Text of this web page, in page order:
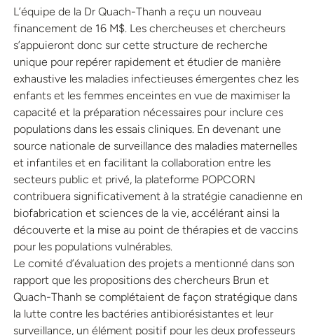
L’équipe de la Dr Quach-Thanh a reçu un nouveau
financement de 16 M$. Les chercheuses et chercheurs
s’appuieront donc sur cette structure de recherche
unique pour repérer rapidement et étudier de manière
exhaustive les maladies infectieuses émergentes chez les
enfants et les femmes enceintes en vue de maximiser la
capacité et la préparation nécessaires pour inclure ces
populations dans les essais cliniques. En devenant une
source nationale de surveillance des maladies maternelles
et infantiles et en facilitant la collaboration entre les
secteurs public et privé, la plateforme POPCORN
contribuera significativement à la stratégie canadienne en
biofabrication et sciences de la vie, accélérant ainsi la
découverte et la mise au point de thérapies et de vaccins
pour les populations vulnérables.
Le comité d’évaluation des projets a mentionné dans son
rapport que les propositions des chercheurs Brun et
Quach-Thanh se complétaient de façon stratégique dans
la lutte contre les bactéries antibiorésistantes et leur
surveillance, un élément positif pour les deux professeurs